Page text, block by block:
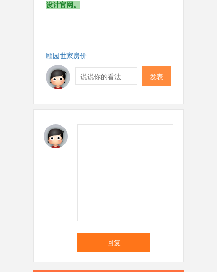
设计官网。
颐园世家房价
发表
回复